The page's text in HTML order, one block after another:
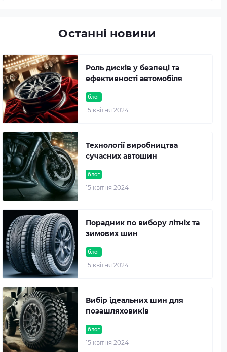
Останні новини
блог
15 квітня 2024
Роль дисків у безпеці та
ефективності автомобіля
блог
15 квітня 2024
Технології виробництва
сучасних автошин
блог
15 квітня 2024
Порадник по вибору літніх та
зимових шин
блог
15 квітня 2024
Вибір ідеальних шин для
позашляховиків